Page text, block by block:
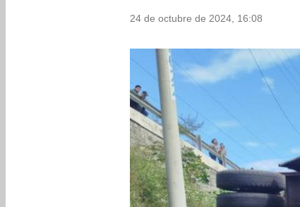
24 de octubre de 2024, 16:08